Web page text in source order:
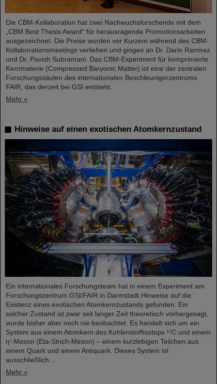
Die CBM-Kollaboration hat zwei Nachwuchsforschende mit dem
„CBM Best Thesis Award“ für herausragende Promotionsarbeiten
ausgezeichnet. Die Preise wurden vor Kurzem während des CBM-
Kollaborationsmeetings verliehen und gingen an Dr. Dario Ramirez
und Dr. Pavish Subramani. Das CBM-Experiment für komprimierte
Kernmaterie (Compressed Baryonic Matter) ist eine der zentralen
Forschungssäulen des internationalen Beschleunigerzentrums
FAIR, das derzeit bei GSI entsteht.
Mehr »
Hinweise auf einen exotischen Atomkernzustand
Ein internationales Forschungsteam hat in einem Experiment am
Forschungszentrum GSI/FAIR in Darmstadt Hinweise auf die
Existenz eines exotischen Atomkernzustands gefunden. Ein
solcher Zustand ist zwar seit langer Zeit theoretisch vorhergesagt,
wurde bisher aber noch nie beobachtet. Es handelt sich um ein
System aus einem Atomkern des Kohlenstoffisotops ¹¹C und einem
η′‑Meson (Eta-Strich-Meson) – einem kurzlebigen Teilchen aus
einem Quark und einem Antiquark. Dieses System ist
ausschließlich…
Mehr »